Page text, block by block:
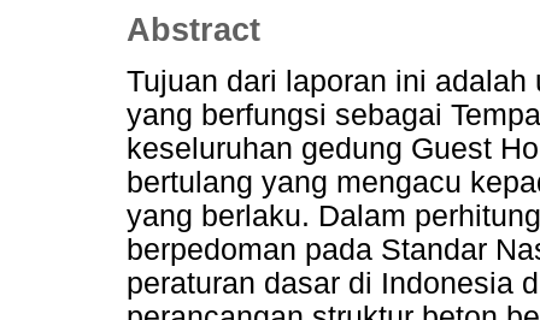
Abstract
Tujuan dari laporan ini
yang berfungsi sebagai
keseluruhan gedung Guest
bertulang yang mengacu
yang berlaku. Dalam
berpedoman pada Standar
peraturan dasar di Indonesia